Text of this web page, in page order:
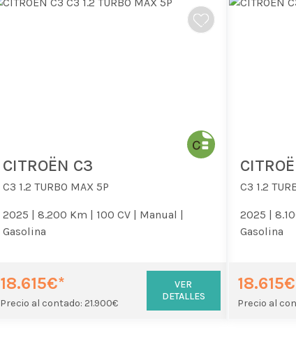
CITROËN C3
C3 1.2 TURBO MAX 5P
2025 | 8.200 Km | 100 CV | Manual |
Gasolina
18.615€*
Precio al contado: 21.900€
VER
DETALLES
C3 1.2
2025 |
Gasolina
Precio al